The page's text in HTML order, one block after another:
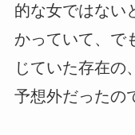
的な女ではない
かっていて、で
じていた存在の
予想外だったの